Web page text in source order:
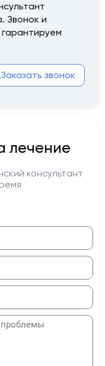
Звонок и
Заказать звонок
лечение
консультант